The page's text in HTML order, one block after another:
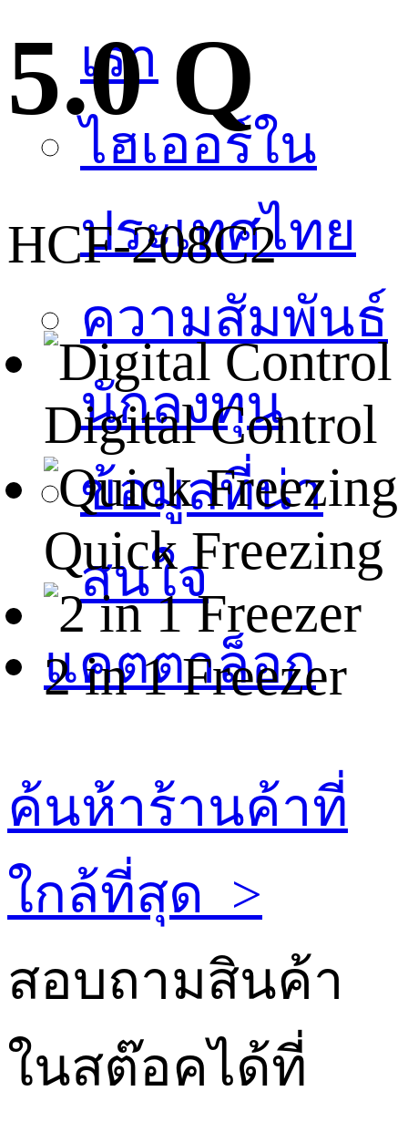
เรา
ไฮเออร์ใน
ประเทศไทย
ความสัมพันธ์
นักลงทุน
ข้อมูลที่น่า
สนใจ
แคตตาล็อก
5.0 Q
HCF-208C2
Digital Control
Quick Freezing
2 in 1 Freezer
ค้นห้าร้านค้าที่
ใกล้ที่สุด >
สอบถามสินค้า
ในสต๊อคได้ที่